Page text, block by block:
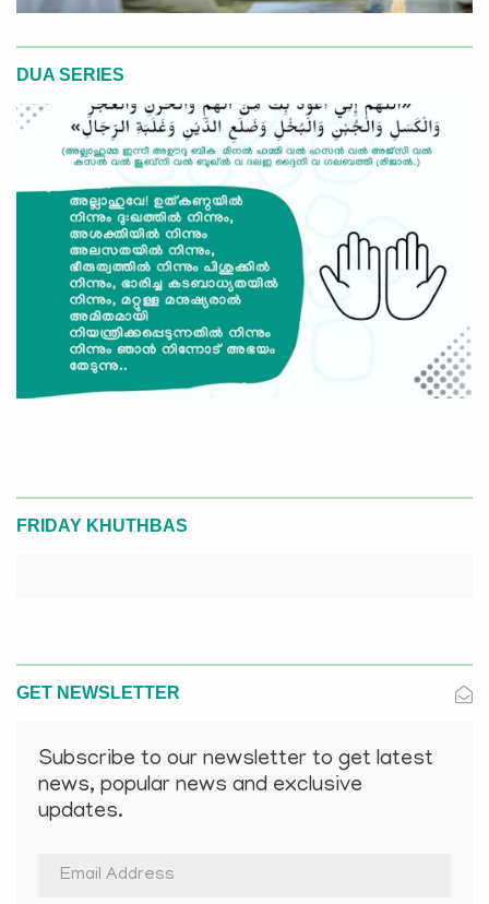
DUA SERIES
FRIDAY KHUTHBAS
GET NEWSLETTER
Subscribe to our newsletter to get latest
news, popular news and exclusive
updates.